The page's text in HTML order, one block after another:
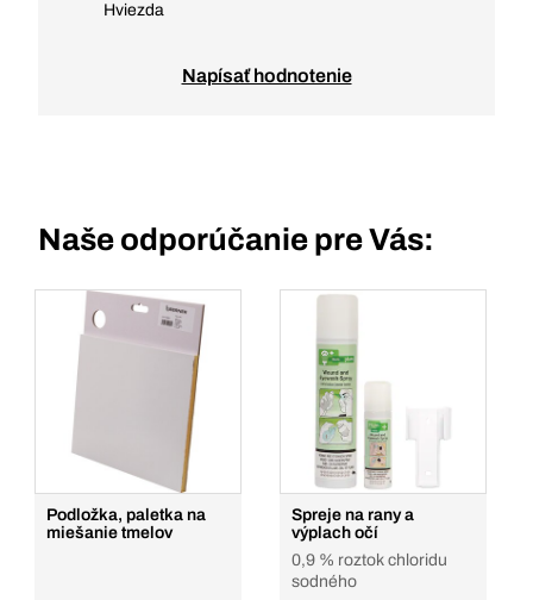
Hviezda
Napísať hodnotenie
Naše odporúčanie pre Vás:
Podložka, paletka na
miešanie tmelov
Spreje na rany a
výplach očí
0,9 % roztok chloridu
sodného